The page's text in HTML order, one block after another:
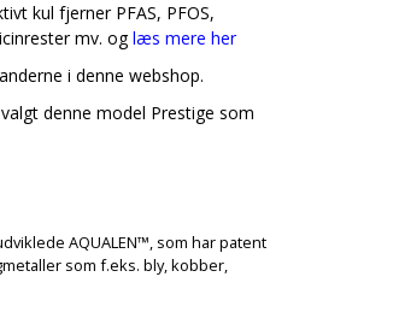
kul fjerner PFAS, PFOS,
mv. oglæs mere her
i denne webshop.
denne model Prestige som
AQUALEN™, som har patent
som f.eks. bly, kobber,